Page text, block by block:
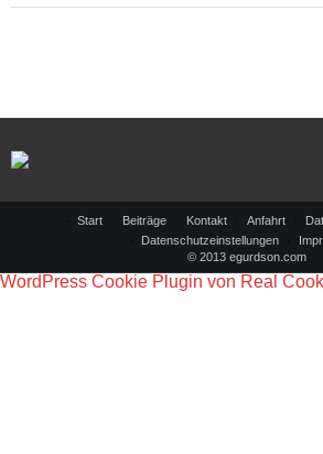
Start Beiträge Kontakt Anfahrt
Datenschutzeinstellungen
© 2013 egurdson.com
WordPress Cookie Plugin von Real